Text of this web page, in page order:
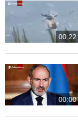
00:22
00:00